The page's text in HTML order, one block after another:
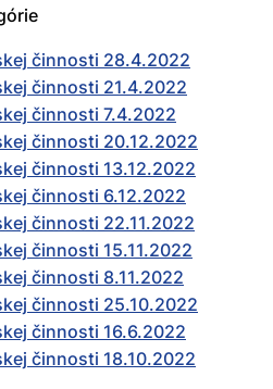
činnosti 28.4.2022
činnosti 21.4.2022
činnosti 7.4.2022
činnosti 20.12.2022
činnosti 13.12.2022
činnosti 6.12.2022
činnosti 22.11.2022
činnosti 15.11.2022
činnosti 8.11.2022
činnosti 25.10.2022
činnosti 16.6.2022
činnosti 18.10.2022